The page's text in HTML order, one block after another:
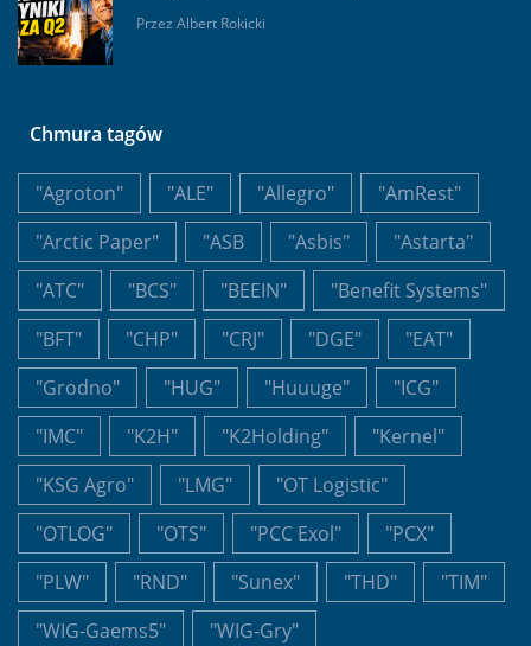
Przez Albert Rokicki
Chmura tagów
"Agroton" "ALE" "Allegro"
"AmRest"
"Arctic Paper"
"ASB "Asbis"
"Astarta"
"ATC"
"BCS" "BEEIN"
"Benefit Systems"
"BFT"
"CHP" "CRJ" "DGE"
"EAT"
"Grodno"
"HUG" "Huuuge"
"ICG"
"IMC"
"K2H" "K2Holding"
"Kernel"
"KSG Agro"
"LMG"
"OT Logistic"
"OTLOG"
"OTS" "PCC Exol"
"PCX"
"PLW"
"RND" "Sunex" "THD"
"TIM"
"WIG-Gaems5"
"WIG-Gry"